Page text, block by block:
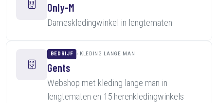
Only-M
Dameskledingwinkel in lengtematen
BEDRIJF KLEDING LANGE MAN
Gents
Webshop met kleding lange man in
lengtematen en 15 herenkledingwinkels